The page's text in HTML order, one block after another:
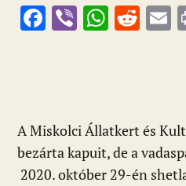
F
o
o
k
Vi W
A
p
p
R
t
E
A Miskolci Állatkert és
bezárta kapuit, de a
2020. október 29-én